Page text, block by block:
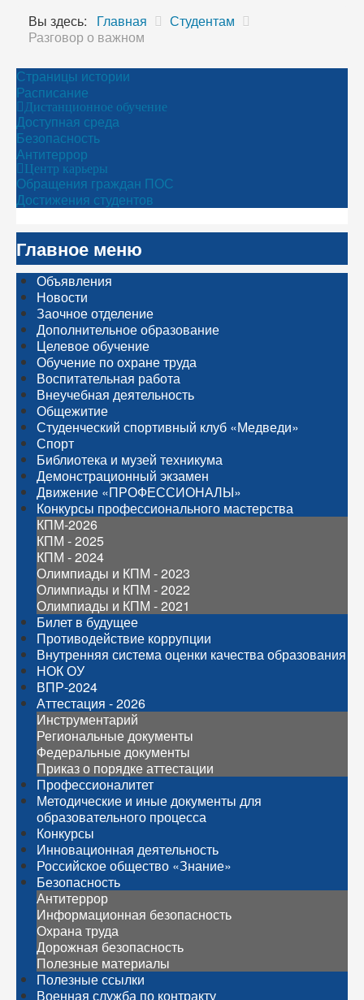
Вы здесь: Главная
Студентам
Разговор о важном
Страницы истории
Расписание
Дистанционное обучение
Доступная среда
Безопасность
Антитеррор
Центр карьеры
Обращения граждан ПОС
Достижения студентов
Главное меню
Объявления
Новости
Заочное отделение
Дополнительное образование
Целевое обучение
Обучение по охране труда
Воспитательная работа
Внеучебная деятельность
Общежитие
Студенческий спортивный клуб «Медведи»
Спорт
Библиотека и музей техникума
Демонстрационный экзамен
Движение «ПРОФЕССИОНАЛЫ»
Конкурсы профессионального мастерства
КПМ-2026
КПМ - 2025
КПМ - 2024
Олимпиады и КПМ - 2023
Олимпиады и КПМ - 2022
Олимпиады и КПМ - 2021
Билет в будущее
Противодействие коррупции
Внутренняя система оценки качества образования
НОК ОУ
ВПР-2024
Аттестация - 2026
Инструментарий
Региональные документы
Федеральные документы
Приказ о порядке аттестации
Профессионалитет
Методические и иные документы для
образовательного процесса
Конкурсы
Инновационная деятельность
Российское общество «Знание»
Безопасность
Антитеррор
Информационная безопасность
Охрана труда
Дорожная безопасность
Полезные материалы
Полезные ссылки
Военная служба по контракту